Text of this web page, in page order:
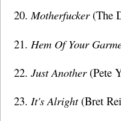
Motherfucker(The
Hem Of Your
Just Another(Pete
It's Alright(Bret